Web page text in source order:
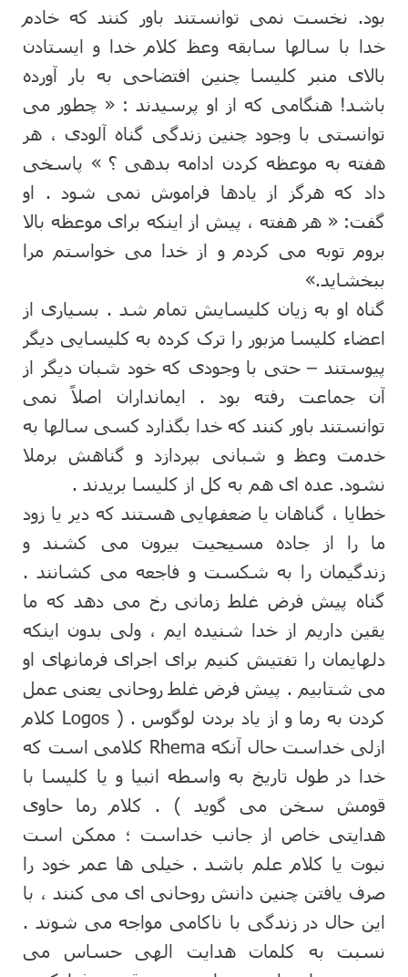
بود. نخست نمی توانستند باور کنند که خادم
خدا با سالها سابقه وعظ کلام خدا و ایستادن
بالای منبر کلیسا چنین افتضاحی به بار آورده
باشد! هنگامی که از او پرسیدند : « چطور می
توانستی با وجود چنین زندگی گناه آلودی ، هر
هفته به موعظه کردن ادامه بدهی ؟ » پاسخی
داد که هرگز از یادها فراموش نمی شود . او
گفت: « هر هفته ، پیش از اینکه برای موعظه بالا
بروم توبه می کردم و از خدا می خواستم مرا
ببخشاید.»
گناه او به زیان کلیسایش تمام شد . بسیاری از
اعضاء کلیسا مزبور را ترک کرده به کلیسایی دیگر
پیوستند – حتی با وجودی که خود شبان دیگر از
آن جماعت رفته بود . ایمانداران اصلاً نمی
توانستند باور کنند که خدا بگذارد کسی سالها به
خدمت وعظ و شبانی بپردازد و گناهش برملا
نشود. عده ای هم به کل از کلیسا بریدند .
خطایا ، گناهان یا ضعفهایی هستند که دیر یا زود
ما را از جاده مسیحیت بیرون می کشند و
زندگیمان را به شکست و فاجعه می کشانند .
گناه پیش فرض غلط زمانی رخ می دهد که ما
یقین داریم از خدا شنیده ایم ، ولی بدون اینکه
دلهایمان را تفتیش کنیم برای اجرای فرمانهای او
می شتابیم . پیش فرض غلط روحانی یعنی عمل
کردن به رما و از یاد بردن لوگوس . ( Logos کلام
ازلی خداست حال آنکه Rhema کلامی است که
خدا در طول تاریخ به واسطه انبیا و یا کلیسا با
قومش سخن می گوید ) . کلام رما حاوی
هدایتی خاص از جانب خداست ؛ ممکن است
نبوت یا کلام علم باشد . خیلی ها عمر خود را
صرف یافتن چنین دانش روحانی ای می کنند ، با
این حال در زندگی با ناکامی مواجه می شوند .
نسبت به کلمات هدایت الهی حساس می